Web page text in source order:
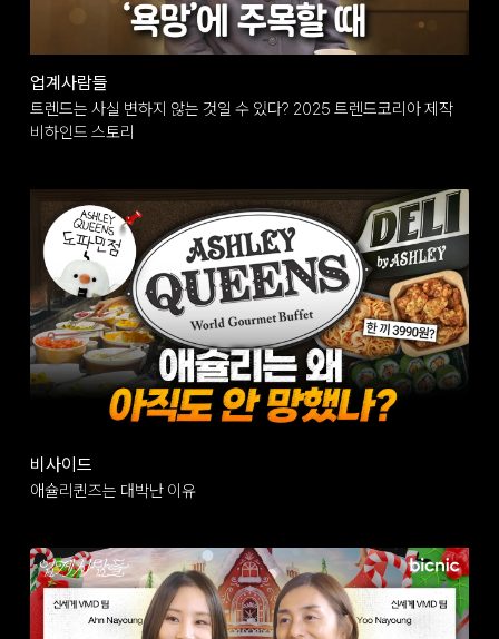
업계사람들
트렌드는 사실 변하지 않는 것일 수 있다? 2025 트렌드코리아 제작
비하인드 스토리
비사이드
애슐리퀸즈는 대박난 이유